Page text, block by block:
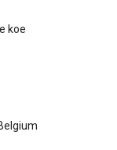
koe